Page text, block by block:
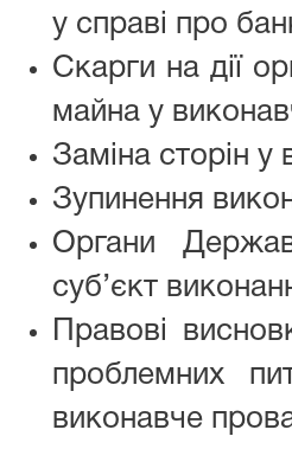
у справі про
Скарги на дії
майна у
Заміна сторін
Зупинення
Органи
суб’єкт
Правові
проблемних
виконавче